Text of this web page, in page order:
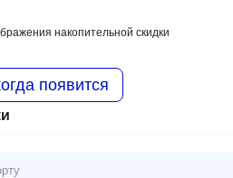
накопительной скидки
появится